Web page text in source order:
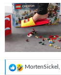
R
MortenSickel